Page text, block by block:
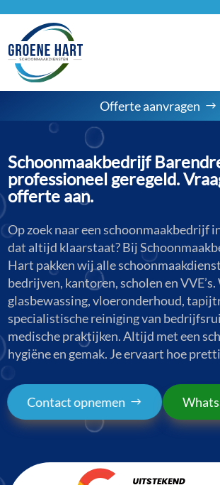
Offerte aanvragen
Schoonmaakbedrijf
professioneel geregeld.
offerte aan.
Op zoek naar een schoonmaakbedrijf
dat altijd klaarstaat? Bij
Hart pakken wij alle
bedrijven, kantoren, scholen en
glasbewassing, vloeronderhoud,
specialistische reiniging van
medische praktijken. Altijd met een
hygiëne en gemak. Je ervaart hoe
Contact opnemen